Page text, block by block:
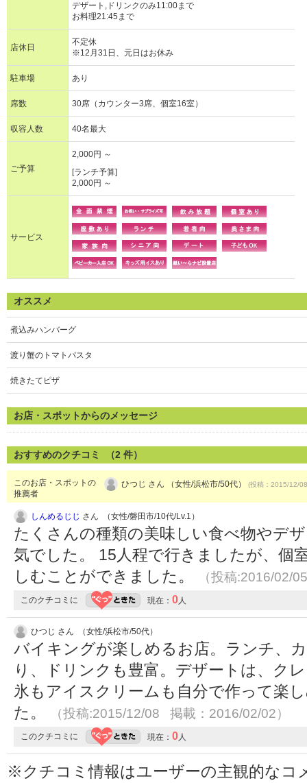
デザート,ドリンクのみ11:00まで
お料理21:45まで
店休日
不定休
※12月31日、元日はお休み
駐車場 あり
席数 30席（カウンター3席、個室16室）
収容人数 40名最大
ご予算
2,000円 ～
[ランチ予算]
2,000円 ～
サービス
オススメ
煮込みハンバーグ
渡り蟹のトマトパスタ
焼きたてピザ
お店・スポットからのメッセージ
おすすめのクチコミ （2 件）
このお店・スポットの
推薦者
ひつじ さん （女性/浜松市/50代） (投稿：2015/12/
しんめるじじ さん （女性/磐田市/10代/Lv.1）
たくさんの種類の美味しい食べ物やデ
気でした。 15人程で行きましたが、個
しむことができました。
（投稿:2016/02/
このクチコミに 現在： 0人
ひつじ さん （女性/浜松市/50代）
バイキングが楽しめるお店。ランチ、
り、ドリンクも豊富。デザートは、ク
氷もアイスクリームも自分で作って楽
た。
（投稿:2015/12/08 掲載：2016/02/02）
このクチコミに 現在： 0人
※クチコミ情報はユーザーの主観的なコ